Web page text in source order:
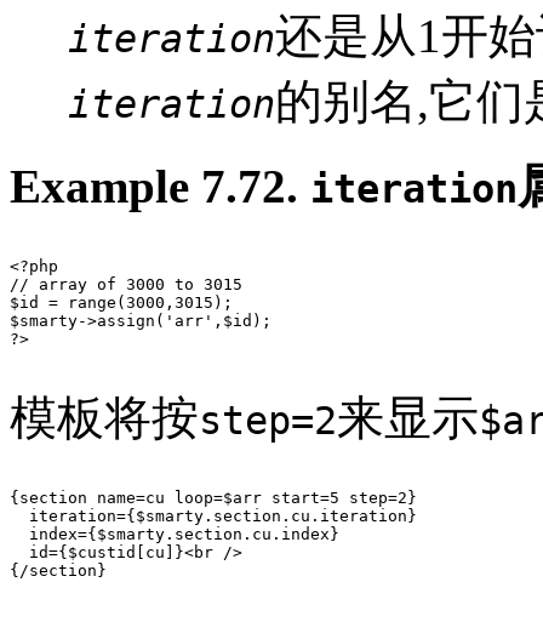
iteration还是从1开
iteration的别名,它们
Example 7.72. iteration
<?php
// array of 3000 to 3015
$id = range(3000,3015);
$smarty->assign('arr',$id);
?>
模板将按step=2来显示
{section name=cu loop=$arr start=5 step=2}
  iteration={$smarty.section.cu.iteration}
  index={$smarty.section.cu.index}
  id={$custid[cu]}<br />
{/section}